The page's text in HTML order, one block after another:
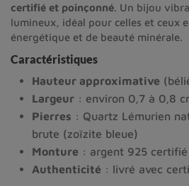
certifié et poinçonné. Un bijou
lumineux, idéal pour celles et ceux
énergétique et de beauté minérale.
Caractéristiques
Hauteur approximative
Largeur : environ 0,7 à 0,8
Pierres : Quartz Lémurien
brute (zoïzite bleue)
Monture : argent 925
Authenticité : livré avec